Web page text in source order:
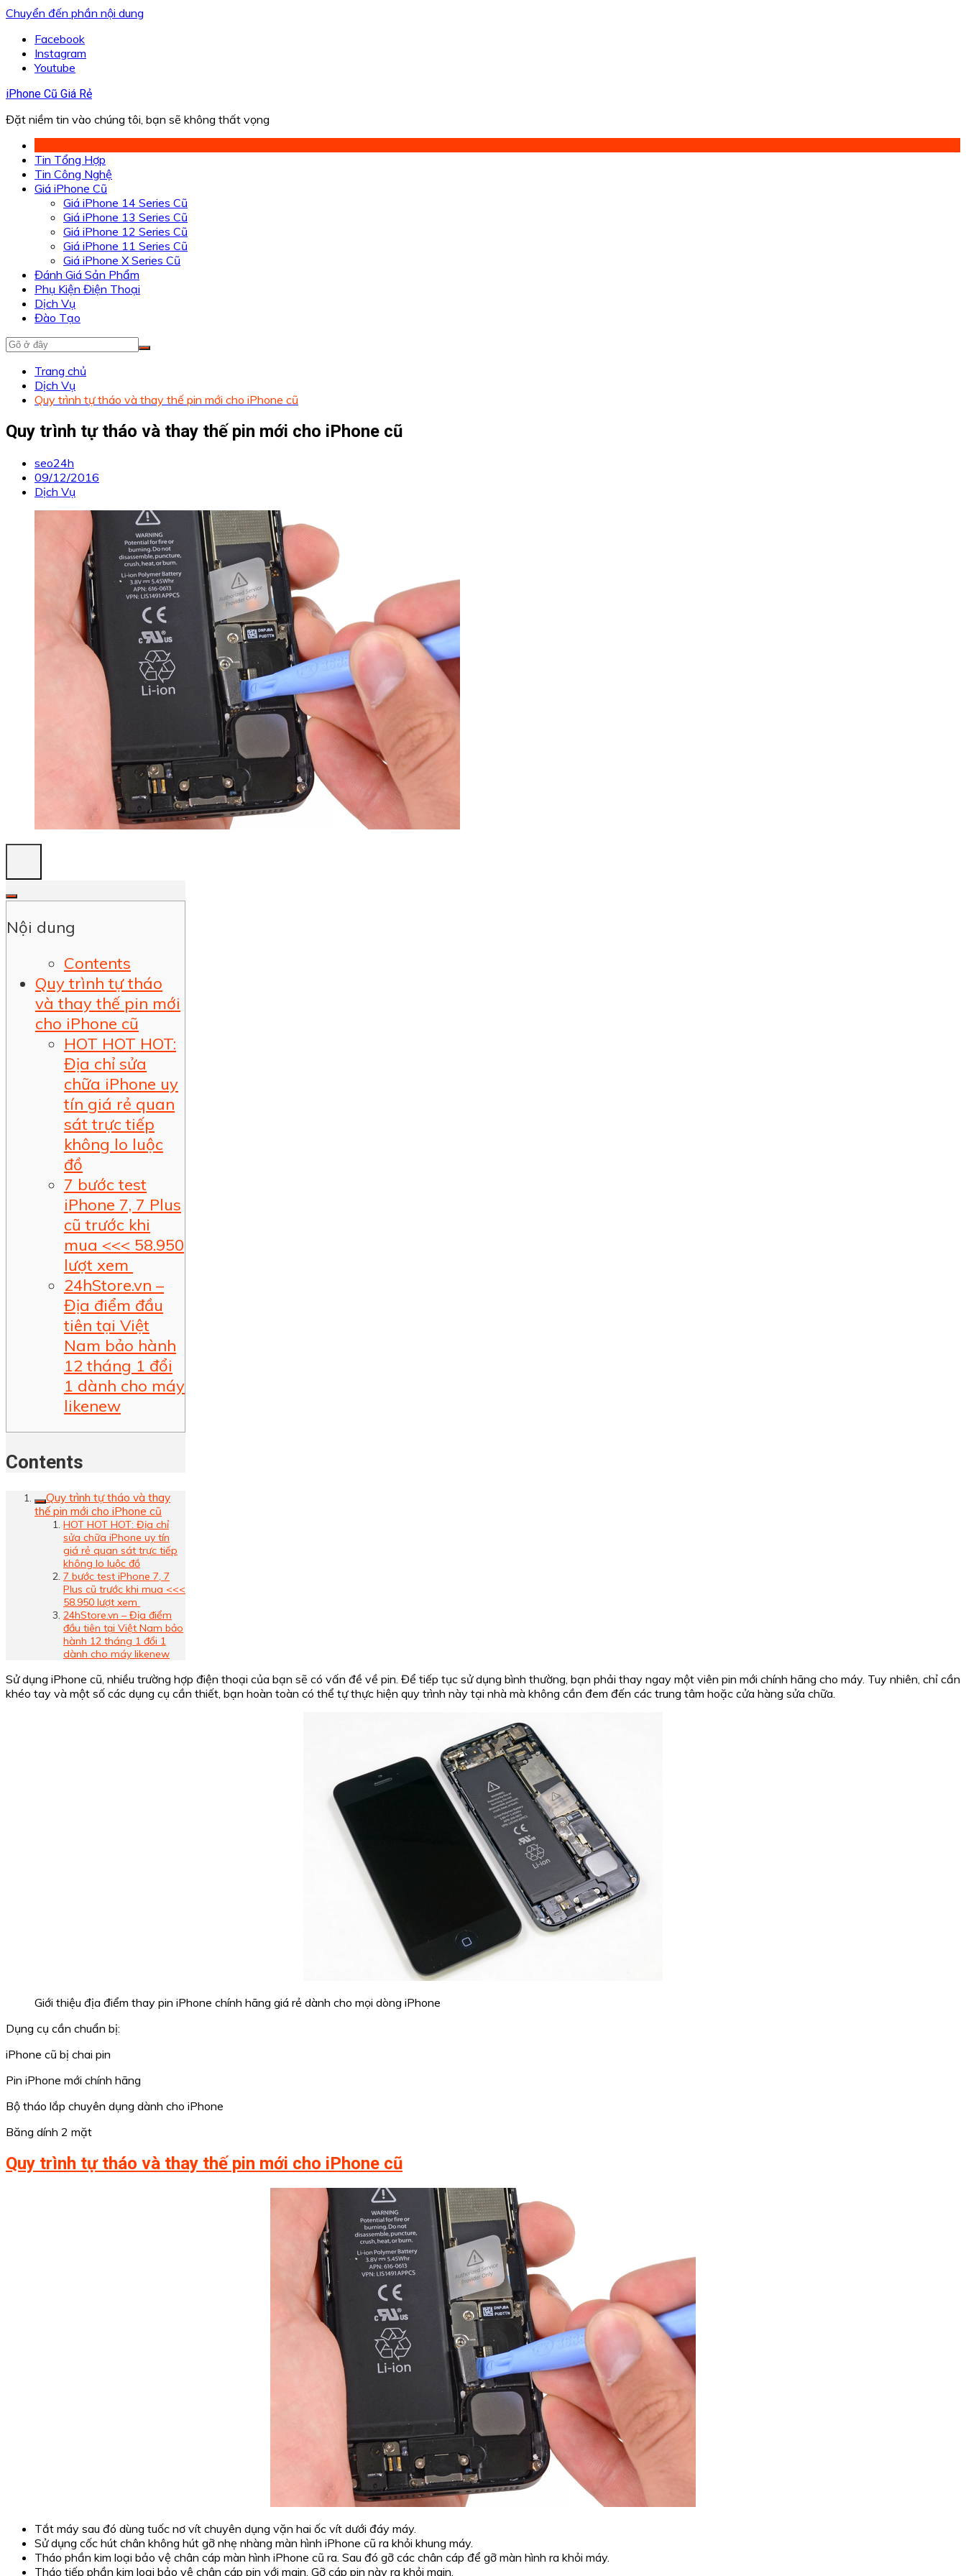
Chuyển đến phần nội dung
Facebook
Instagram
Youtube
iPhone Cũ Giá Rẻ
Đặt niềm tin vào chúng tôi, bạn sẽ không thất vọng
Tin Tổng Hợp
Tin Công Nghệ
Giá iPhone Cũ
Giá iPhone 14 Series Cũ
Giá iPhone 13 Series Cũ
Giá iPhone 12 Series Cũ
Giá iPhone 11 Series Cũ
Giá iPhone X Series Cũ
Đánh Giá Sản Phẩm
Phụ Kiện Điện Thoại
Dịch Vụ
Đào Tạo
Trang chủ
Dịch Vụ
Quy trình tự tháo và thay thế pin mới cho iPhone cũ
Quy trình tự tháo và thay thế pin mới cho iPhone cũ
seo24h
09/12/2016
Dịch Vụ
Nội dung
Contents
Quy trình tự tháo
và thay thế pin mới
cho iPhone cũ
HOT HOT HOT:
Địa chỉ sửa
chữa iPhone uy
tín giá rẻ quan
sát trực tiếp
không lo luộc
đồ
7 bước test
iPhone 7, 7 Plus
cũ trước khi
mua <<< 58.950
lượt xem
24hStore.vn –
Địa điểm đầu
tiên tại Việt
Nam bảo hành
12 tháng 1 đổi
1 dành cho máy
likenew
Contents
Quy trình tự tháo và thay
thế pin mới cho iPhone cũ
HOT HOT HOT: Địa chỉ
sửa chữa iPhone uy tín
giá rẻ quan sát trực tiếp
không lo luộc đồ
7 bước test iPhone 7, 7
Plus cũ trước khi mua <<<
58.950 lượt xem
24hStore.vn – Địa điểm
đầu tiên tại Việt Nam bảo
hành 12 tháng 1 đổi 1
dành cho máy likenew
Sử dụng iPhone cũ, nhiều trường hợp điện thoại của bạn sẽ có vấn đề về pin. Để tiếp tục sử dụng bình thường, bạn phải thay ngay một viên pin mới chính hãng cho máy. Tuy nhiên, chỉ cần
khéo tay và một số các dụng cụ cần thiết, bạn hoàn toàn có thể tự thực hiện quy trình này tại nhà mà không cần đem đến các trung tâm hoặc cửa hàng sửa chữa.
Giới thiệu địa điểm thay pin iPhone chính hãng giá rẻ dành cho mọi dòng iPhone
Dụng cụ cần chuẩn bị:
iPhone cũ bị chai pin
Pin iPhone mới chính hãng
Bộ tháo lắp chuyên dụng dành cho iPhone
Băng dính 2 mặt
Quy trình tự tháo và thay thế pin mới cho iPhone cũ
Tắt máy sau đó dùng tuốc nơ vít chuyên dụng vặn hai ốc vít dưới đáy máy.
Sử dụng cốc hút chân không hút gỡ nhẹ nhàng màn hình iPhone cũ ra khỏi khung máy.
Tháo phần kim loại bảo vệ chân cáp màn hình iPhone cũ ra. Sau đó gỡ các chân cáp để gỡ màn hình ra khỏi máy.
Tháo tiếp phần kim loại bảo vệ chân cáp pin với main. Gỡ cáp pin này ra khỏi main.